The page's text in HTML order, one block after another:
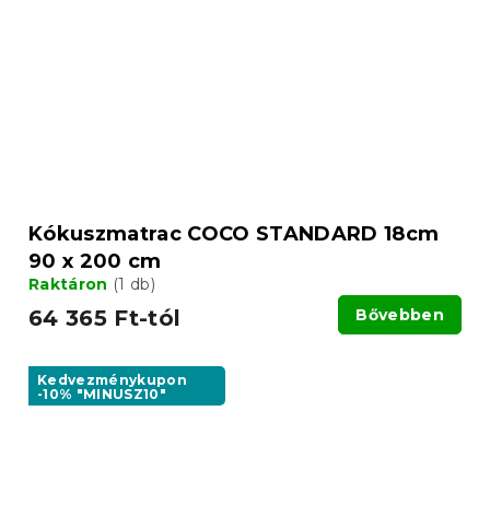
Kókuszmatrac COCO STANDARD 18cm
90 x 200 cm
Raktáron (1 db)
64 365 Ft-tól Bővebben
Kedvezménykupon
-10% "MINUSZ10"